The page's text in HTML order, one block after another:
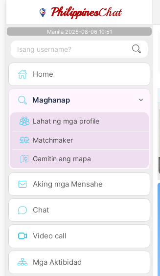
PhilippinesChat
Manila 2026-08-06 10:51
Home
Maghanap
Lahat ng mga profile
Matchmaker
Gamitin ang mapa
Aking mga Mensahe
Chat
Video call
Mga Aktibidad